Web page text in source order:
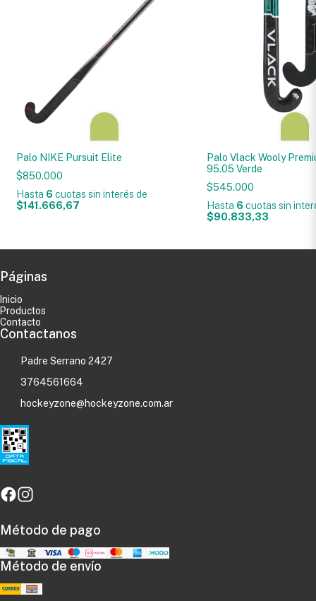
Palo NIKE Pursuit Elite
$850.000
Hasta 6 cuotas sin interés de
$141.666,67
Palo Vlack Wooly
95.05 Verde
$545.000
Hasta 6 cuotas sin
$90.833,33
Páginas
Inicio
Productos
Contacto
Contactanos
Padre Serrano 2427
3764561664
hockeyzone@hockeyzone.com.ar
Método de pago
Método de envío